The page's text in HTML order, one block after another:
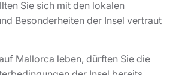
Sie sich mit den lokalen
Besonderheiten der Insel vertraut
Mallorca leben, dürften Sie die